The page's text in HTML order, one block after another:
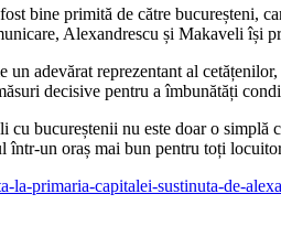
bine primită de către bucureșteni,
Alexandrescu și Makaveli își
adevărat reprezentant al
decisive pentru a îmbunătăți
bucureștenii nu este doar o
într-un oraș mai bun pentru toți
la-primaria-capitalei-sustinuta-de-